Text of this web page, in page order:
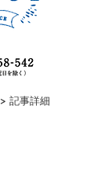
> 記事詳細